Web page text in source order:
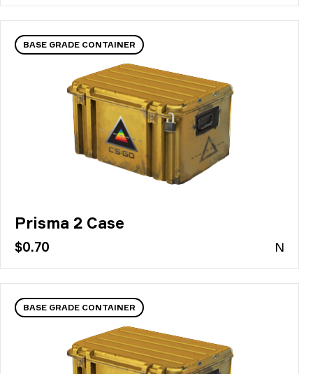
BASE GRADE CONTAINER
Prisma 2 Case
$0.70 N
BASE GRADE CONTAINER